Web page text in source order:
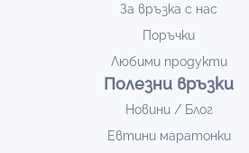
За връзка с нас
Поръчки
Любими продукти
Полезни връзки
Новини / Блог
Евтини маратонки